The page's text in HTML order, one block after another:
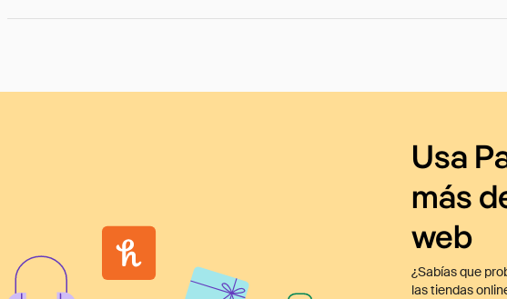
Usa
más
web
¿Sabías que
las tiendas